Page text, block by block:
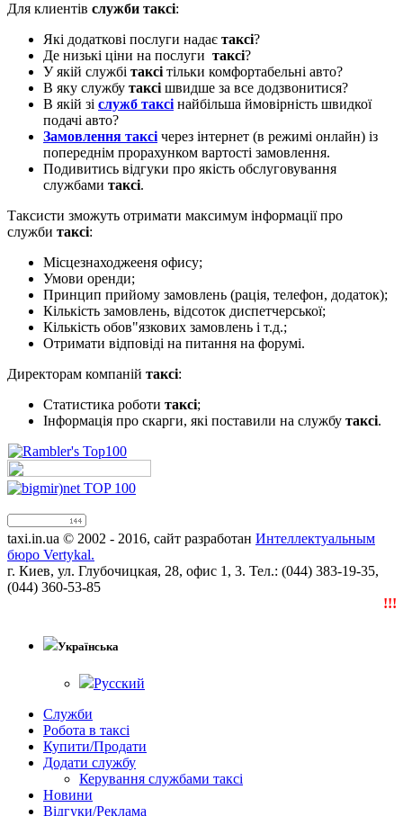
Для клиентів служби таксі:
Які додаткові послуги надає таксі?
Де низькі ціни на послуги таксі?
У якій службі таксі тільки комфортабельні авто?
В яку службу таксі швидше за все додзвонитися?
В якій зі служб таксі найбільша ймовірність швидкої
подачі авто?
Замовлення таксі через інтернет (в режимі онлайн) із
попереднім прорахунком вартості замовлення.
Подивитись відгуки про якість обслуговування
службами таксі.
Таксисти зможуть отримати максимум інформації про
служби таксі:
Місцезнаходжееня офису;
Умови оренди;
Принцип прийому замовлень (рація, телефон, додаток);
Кількість замовлень, відсоток диспетчерської;
Кількість обов"язкових замовлень і т.д.;
Отримати відповіді на питання на форумі.
Директорам компаній таксі:
Статистика роботи таксі;
Інформація про скарги, які поставили на службу таксі.
taxi.in.ua © 2002 - 2016, сайт разработан Интеллектуальным
бюро Vertykal.
г. Киев, ул. Глубочицкая, 28, офис 1, 3. Тел.: (044) 383-19-35,
(044) 360-53-85
Українська
Русский
Служби
Робота в таксі
Купити/Продати
Додати службу
Керування службами таксі
Новини
Відгуки/Реклама